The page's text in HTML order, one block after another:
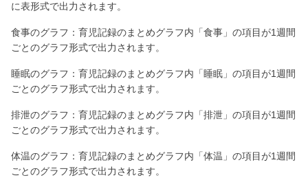
に表形式で出力されます。
食事のグラフ：育児記録のまとめグラフ内「食事」の項目が1週間
ごとのグラフ形式で出力されます。
睡眠のグラフ：育児記録のまとめグラフ内「睡眠」の項目が1週間
ごとのグラフ形式で出力されます。
排泄のグラフ：育児記録のまとめグラフ内「排泄」の項目が1週間
ごとのグラフ形式で出力されます。
体温のグラフ：育児記録のまとめグラフ内「体温」の項目が1週間
ごとのグラフ形式で出力されます。